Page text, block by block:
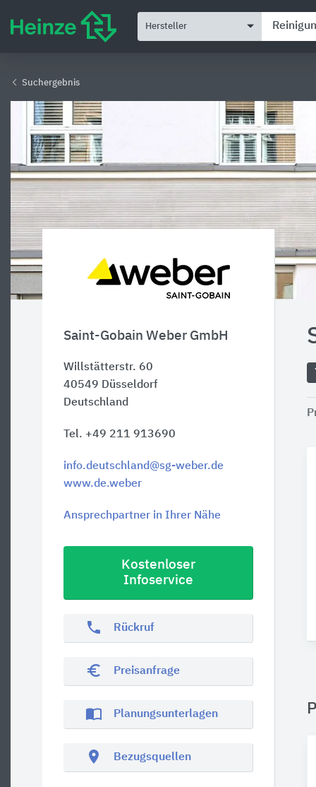
Hersteller
Suchergebnis
Saint-Gobain Weber GmbH
Willstätterstr. 60
40549 Düsseldorf
Deutschland
Tel. +49 211 913690
info.deutschland@sg-weber.de
www.de.weber
Ansprechpartner in Ihrer Nähe
Kostenloser
Infoservice
phone Rückruf
euro_symbol Preisanfrage
import_contacts Planungsunterlagen
location_on Bezugsquellen